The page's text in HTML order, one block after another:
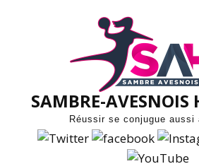
SAMBRE-
Réussir se conjugue aussi